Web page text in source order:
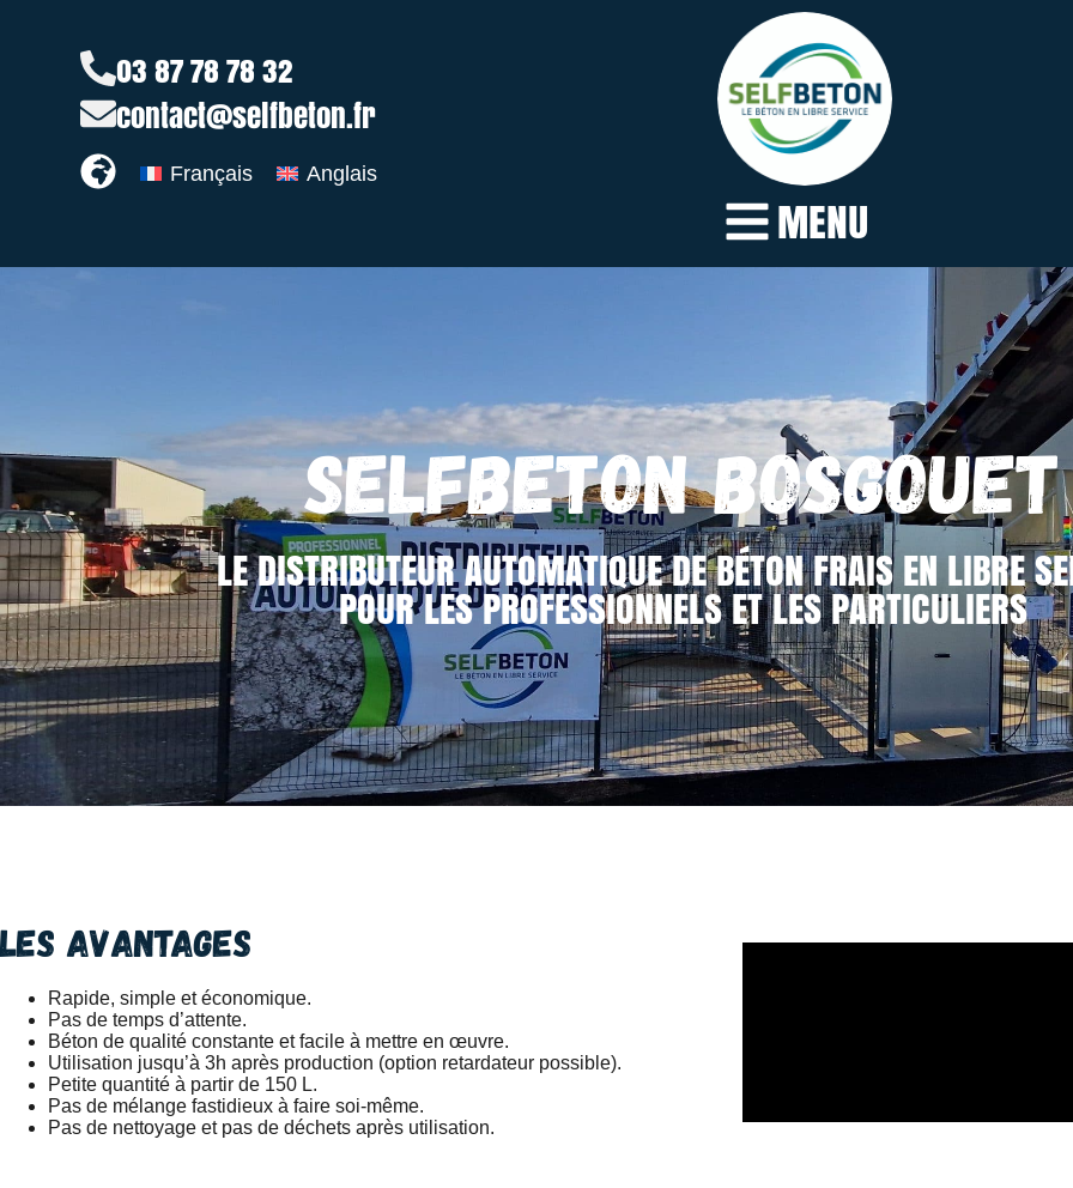
03 87 78 78 32
contact@selfbeton.fr
Français Anglais
MENU
SELFBETON BOSGOUET
LE DISTRIBUTEUR AUTOMATIQUE DE BÉTON FRAIS EN LIBRE
POUR LES PROFESSIONNELS ET LES PARTICULIERS
Les avantages
Rapide, simple et économique.
Pas de temps d’attente.
Béton de qualité constante et facile à mettre en œuvre.
Utilisation jusqu’à 3h après production (option retardateur possible).
Petite quantité à partir de 150 L.
Pas de mélange fastidieux à faire soi-même.
Pas de nettoyage et pas de déchets après utilisation.